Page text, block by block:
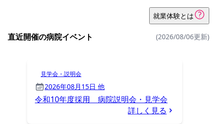
就業体験とは
直近開催の病院イベント (2026/08/06更新)
見学会・説明会
2026年08月15日 他
令和10年度採用 病院説明会・見学会
詳しく見る